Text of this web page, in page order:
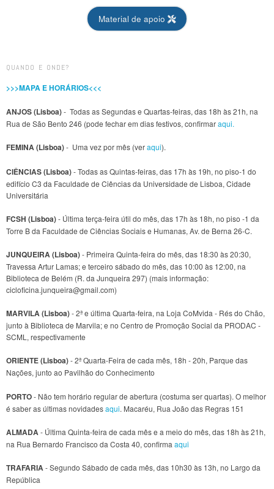
Material de apoio
QUANDO E ONDE?
>>>MAPA E HORÁRIOS<<<
ANJOS (Lisboa)- Todas as Segundas e Quartas-feiras, das 18h às 21h, na
Rua de São Bento 246 (pode fechar em dias festivos, confirmaraqui.
FEMINA (Lisboa)- Uma vez por mês (veraqui).
CIÊNCIAS (Lisboa)- Todas as Quintas-feiras, das 17h às 19h, no piso-1 do
edifício C3 da Faculdade de Ciências da Universidade de Lisboa, Cidade
Universitária
FCSH (Lisboa)- Última terça-feira útil do mês, das 17h às 18h, no piso -1 da
Torre B da Faculdade de Ciências Sociais e Humanas, Av. de Berna 26-C.
JUNQUEIRA (Lisboa)- Primeira Quinta-feira do mês, das 18:30 às 20:30,
Travessa Artur Lamas; e terceiro sábado do mês, das 10:00 às 12:00, na
Biblioteca de Belém (R. da Junqueira 297) (mais informação:
cicloficina.junqueira@gmail.com)
MARVILA (Lisboa)- 2ª e última Quarta-feira, na Loja CoMvida - Rés do Chão,
junto à Biblioteca de Marvila; e no Centro de Promoção Social da PRODAC -
SCML, respectivamente
ORIENTE (Lisboa)- 2ª Quarta-Feira de cada mês, 18h - 20h, Parque das
Nações, junto ao Pavilhão do Conhecimento
PORTO- Não tem horário regular de abertura (costuma ser quartas). O melhor
é saber as últimas novidadesaqui. Macaréu, Rua João das Regras 151
ALMADA- Última Quinta-feira de cada mês e a meio do mês, das 18h às 21h,
na Rua Bernardo Francisco da Costa 40, confirma aqui
TRAFARIA- Segundo Sábado de cada mês, das 10h30 às 13h, no Largo da
República